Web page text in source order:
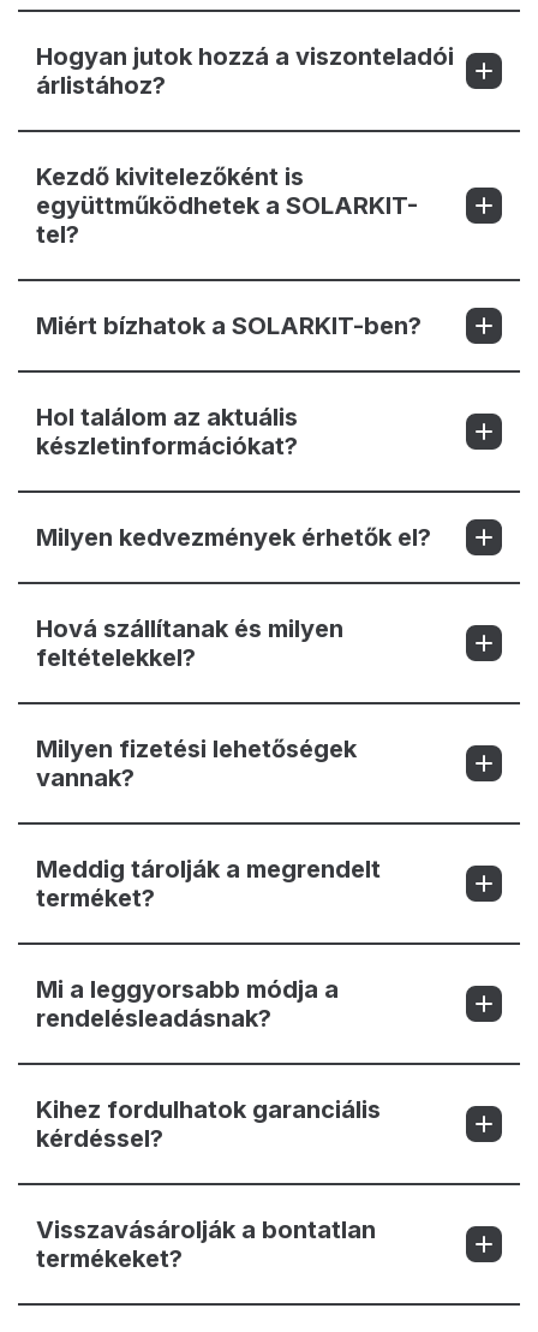
Hogyan jutok hozzá a viszonteladói
árlistához?
Kezdő kivitelezőként is
együttműködhetek a SOLARKIT-
tel?
Miért bízhatok a SOLARKIT-ben?
Hol találom az aktuális
készletinformációkat?
Milyen kedvezmények érhetők el?
Hová szállítanak és milyen
feltételekkel?
Milyen fizetési lehetőségek
vannak?
Meddig tárolják a megrendelt
terméket?
Mi a leggyorsabb módja a
rendelésleadásnak?
Kihez fordulhatok garanciális
kérdéssel?
Visszavásárolják a bontatlan
termékeket?